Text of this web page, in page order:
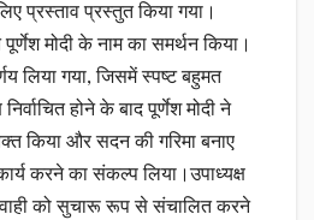
प्रस्ताव प्रस्तुत किया गया।
मोदी के नाम का समर्थन किया।
लिया गया, जिसमें स्पष्ट बहुमत
होने के बाद पूर्णेश मोदी ने
किया और सदन की गरिमा बनाए
करने का संकल्प लिया।उपाध्यक्ष
को सुचारू रूप से संचालित करने